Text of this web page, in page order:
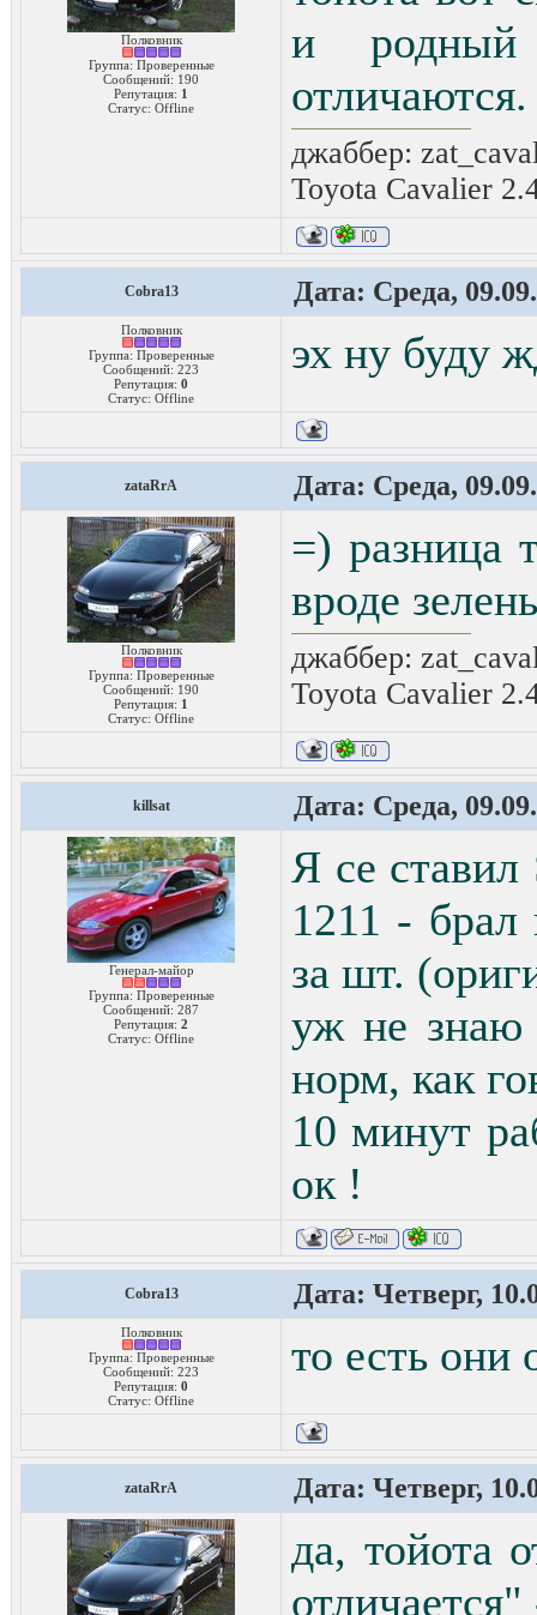
Полковник
Группа: Проверенные
Сообщений: 190
Репутация: 1
Статус: Offline
и
отличаются.
джаббер:
Toyota Cavalier
Cobra13 Дата: Среда,
Полковник
Группа: Проверенные
Сообщений: 223
Репутация: 0
Статус: Offline
эх ну буду
zataRrA Дата: Среда,
Полковник
Группа: Проверенные
Сообщений: 190
Репутация: 1
Статус: Offline
=) разница
вроде
джаббер:
Toyota Cavalier
killsat Дата: Среда,
Генерал-майор
Группа: Проверенные
Сообщений: 287
Репутация: 2
Статус: Offline
Я се
1211 - брал
за шт.
уж не знаю
норм, как
10 минут
ок !
Cobra13 Дата: Четверг,
Полковник
Группа: Проверенные
Сообщений: 223
Репутация: 0
Статус: Offline
то есть они
zataRrA Дата: Четверг,
да, тойота